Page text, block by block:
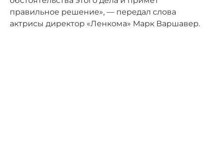
правильное решение», — передал слова
актрисы директор «Ленкома» Марк Варшавер.